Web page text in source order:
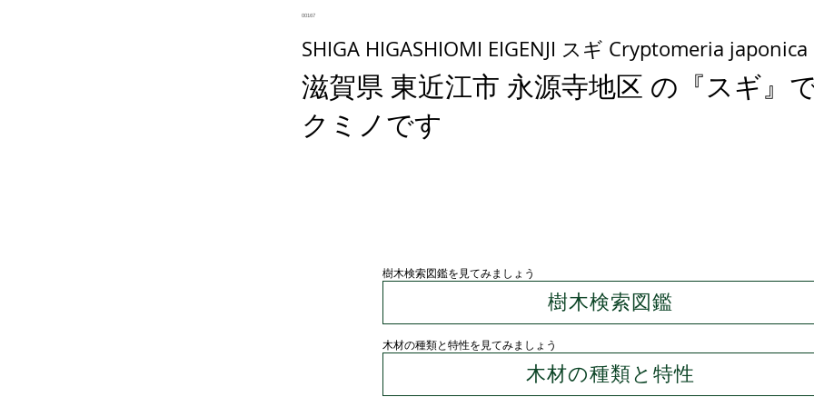
00167
SHIGA HIGASHIOMI EIGENJI スギ Cryptomeria japonica
滋賀県 東近江市 永源寺地区 の『スギ』
クミノです
樹木検索図鑑を見てみましょう
樹木検索図鑑
木材の種類と特性を見てみましょう
木材の種類と特性